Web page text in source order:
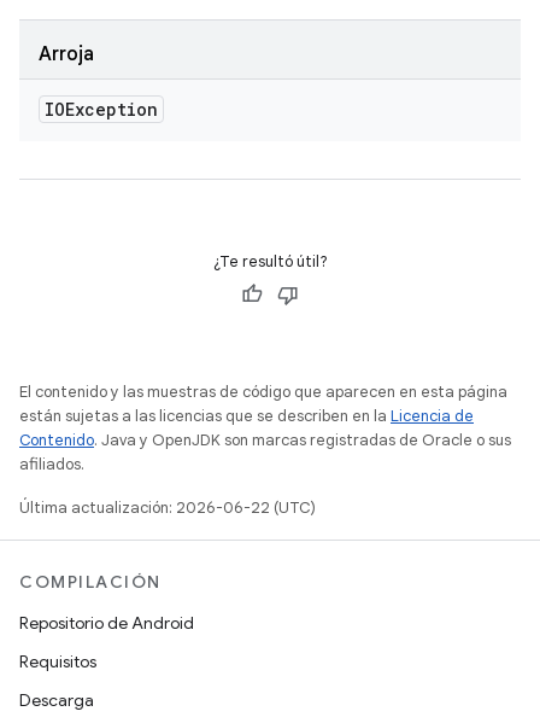
Arroja
IOException
¿Te resultó útil?
El contenido y las muestras de código que aparecen en esta página
están sujetas a las licencias que se describen en la Licencia de
Contenido. Java y OpenJDK son marcas registradas de Oracle o sus
afiliados.
Última actualización: 2026-06-22 (UTC)
COMPILACIÓN
Repositorio de Android
Requisitos
Descarga